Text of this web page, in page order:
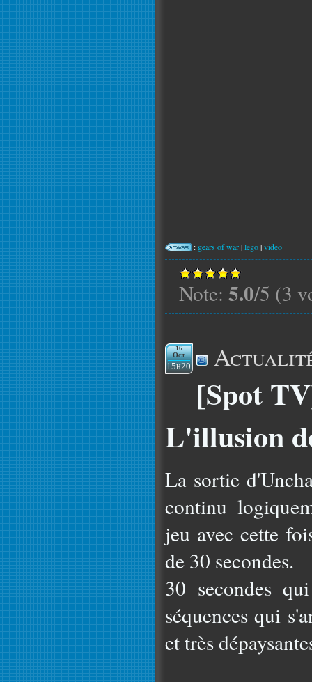
: gears of war|lego|video
Note: 5.0/5 (3
16
Oct
15h20
[Spot
L'illusion
La sortie
continu
jeu avec cette
de 30 secondes.
30 secondes
séquences qui
et très